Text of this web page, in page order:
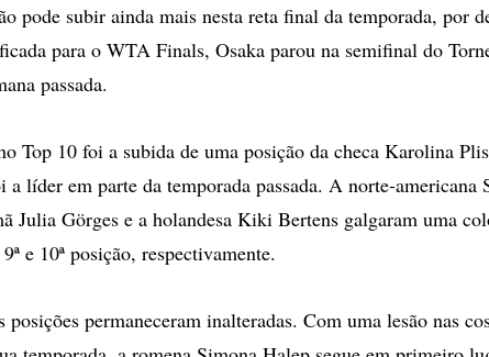
pode subir ainda mais nesta reta final da temporada, por
para o WTA Finals, Osaka parou na semifinal do
passada.
Top 10 foi a subida de uma posição da checa Karolina
a líder em parte da temporada passada. A norte-americana
Julia Görges e a holandesa Kiki Bertens galgaram uma
e 10ª posição, respectivamente.
permaneceram inalteradas. Com uma lesão nas